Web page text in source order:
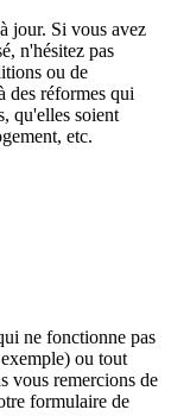
jour. Si vous avez
n'hésitez pas
ou de
des réformes qui
qu'elles soient
etc.
ne fonctionne pas
ou tout
vous remercions de
formulaire de